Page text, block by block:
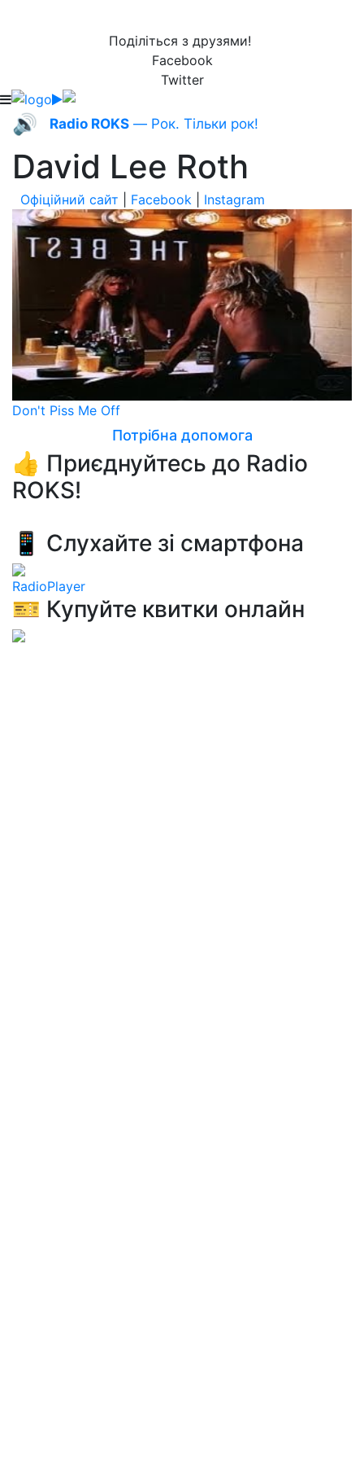
Поділіться з друзями!
Facebook
Twitter
🔊 Radio ROKS — Рок. Тільки рок!
David Lee Roth
Офіційний сайт Facebook Instagram
Don't Piss Me Off
Потрібна допомога
👍 Приєднуйтесь до Radio
ROKS!
📱 Слухайте зі смартфона
RadioPlayer
🎫 Купуйте квитки онлайн